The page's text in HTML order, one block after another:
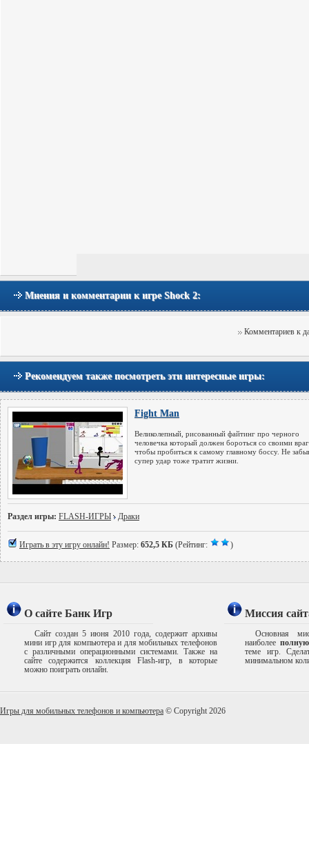
Мнения и комментарии к игре Shock 2:
Комментариев к
Рекомендуем также посмотреть эти интересные игры:
Fight Man
Великолепный, рисованный файтинг про черного
человечка который должен бороться со своими
чтобы пробиться к самому главному боссу. Не
супер удар тоже тратит жизни.
Раздел игры: FLASH-ИГРЫ Драки
Играть в эту игру онлайн! Размер: 652,5 КБ (Рейтинг: )
О сайте Банк Игр
Сайт создан 5 июня 2010 года, содержит архивы
мини игр для компьютера и для мобильных телефонов
с различными операционными системами. Также на
сайте содержится коллекция Flash-игр, в которые
можно поиграть онлайн.
Миссия
Основная
наиболее
теме игр.
минимальном
Игры для мобильных телефонов и компьютера © Copyright 2026